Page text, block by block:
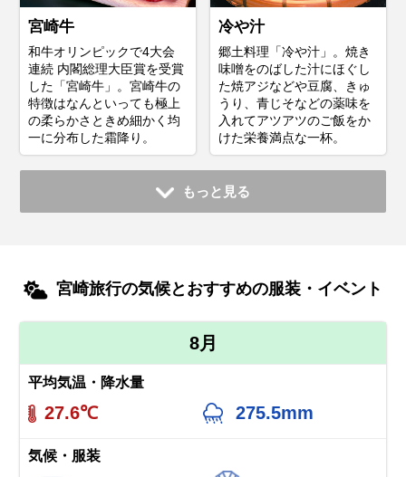
宮崎牛
和牛オリンピックで4大会
連続 内閣総理大臣賞を受賞
した「宮崎牛」。宮崎牛の
特徴はなんといっても極上
の柔らかさときめ細かく均
一に分布した霜降り。
冷や汁
郷土料理「冷や汁」。焼き
味噌をのばした汁にほぐし
た焼アジなどや豆腐、きゅ
うり、青じそなどの薬味を
入れてアツアツのご飯をか
けた栄養満点な一杯。
もっと見る
宮崎旅行の気候とおすすめの服装・イベント
8月
平均気温・降水量
27.6℃ 275.5mm
気候・服装